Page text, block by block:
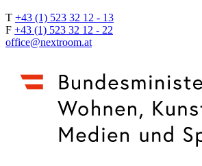
T +43 (1) 523 32 12 - 13
F +43 (1) 523 32 12 - 22
office@nextroom.at